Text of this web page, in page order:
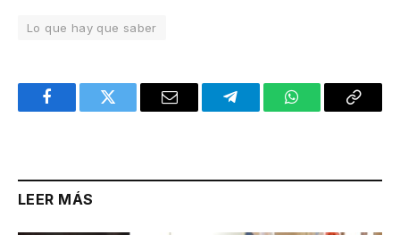
Lo que hay que saber
FacebookTwitter Email TelegramWhatsAppCopy
LEER MÁS